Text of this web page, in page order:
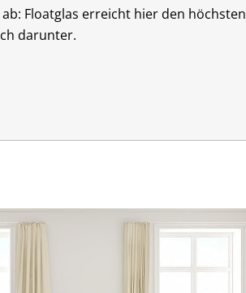
Floatglas erreicht hier den höchsten
darunter.